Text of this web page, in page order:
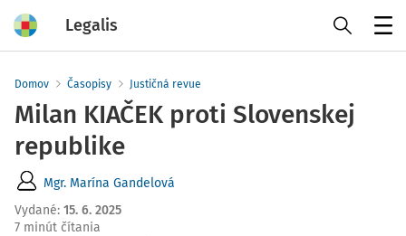
Legalis
Domov Časopisy Justičná revue
Milan KIAČEK proti Slovenskej
republike
Mgr. Marína Gandelová
Vydané: 15. 6. 2025
7 minút čítania